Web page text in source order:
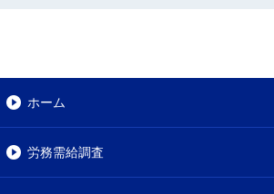
ホーム
労務需給調査